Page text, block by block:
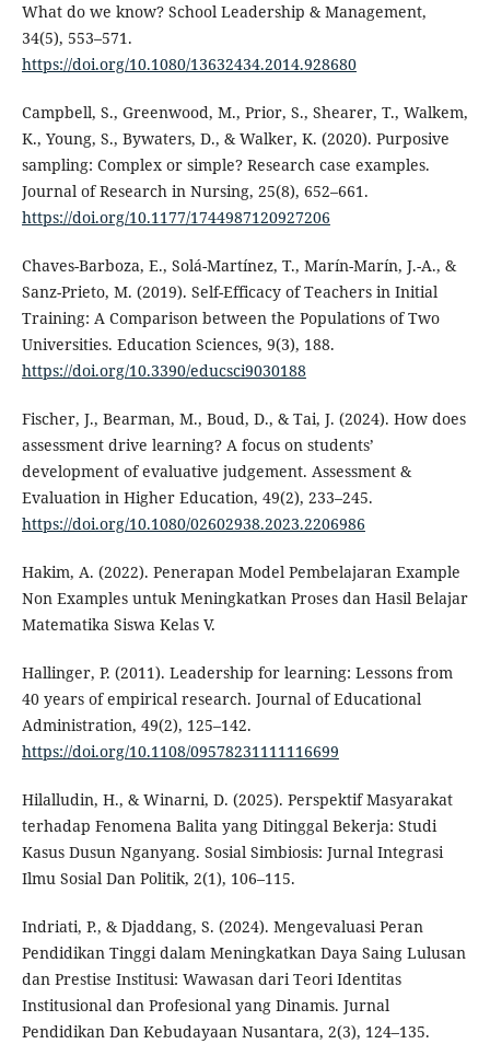
What do we know? School Leadership & Management,
34(5), 553–571.
https://doi.org/10.1080/13632434.2014.928680
Campbell, S., Greenwood, M., Prior, S., Shearer, T., Walkem,
K., Young, S., Bywaters, D., & Walker, K. (2020). Purposive
sampling: Complex or simple? Research case examples.
Journal of Research in Nursing, 25(8), 652–661.
https://doi.org/10.1177/1744987120927206
Chaves-Barboza, E., Solá-Martínez, T., Marín-Marín, J.-A., &
Sanz-Prieto, M. (2019). Self-Efficacy of Teachers in Initial
Training: A Comparison between the Populations of Two
Universities. Education Sciences, 9(3), 188.
https://doi.org/10.3390/educsci9030188
Fischer, J., Bearman, M., Boud, D., & Tai, J. (2024). How does
assessment drive learning? A focus on students’
development of evaluative judgement. Assessment &
Evaluation in Higher Education, 49(2), 233–245.
https://doi.org/10.1080/02602938.2023.2206986
Hakim, A. (2022). Penerapan Model Pembelajaran Example
Non Examples untuk Meningkatkan Proses dan Hasil Belajar
Matematika Siswa Kelas V.
Hallinger, P. (2011). Leadership for learning: Lessons from
40 years of empirical research. Journal of Educational
Administration, 49(2), 125–142.
https://doi.org/10.1108/09578231111116699
Hilalludin, H., & Winarni, D. (2025). Perspektif Masyarakat
terhadap Fenomena Balita yang Ditinggal Bekerja: Studi
Kasus Dusun Nganyang. Sosial Simbiosis: Jurnal Integrasi
Ilmu Sosial Dan Politik, 2(1), 106–115.
Indriati, P., & Djaddang, S. (2024). Mengevaluasi Peran
Pendidikan Tinggi dalam Meningkatkan Daya Saing Lulusan
dan Prestise Institusi: Wawasan dari Teori Identitas
Institusional dan Profesional yang Dinamis. Jurnal
Pendidikan Dan Kebudayaan Nusantara, 2(3), 124–135.